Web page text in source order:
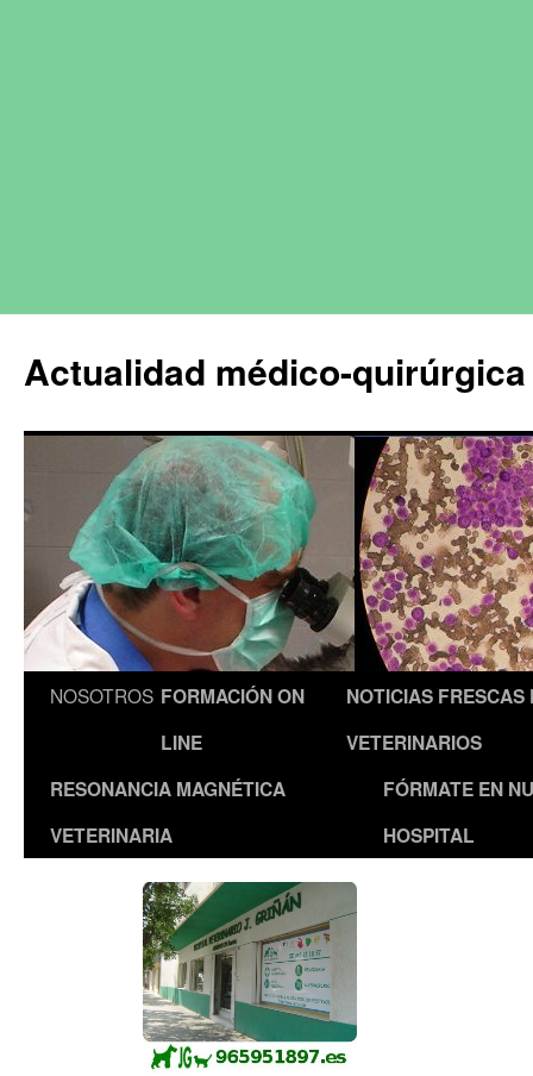
Actualidad médico-
NOSOTROS FORMACIÓN ON
LINE
NOTICIAS FRESCAS
VETERINARIOS
RESONANCIA MAGNÉTICA
VETERINARIA
FÓRMATE EN
HOSPITAL